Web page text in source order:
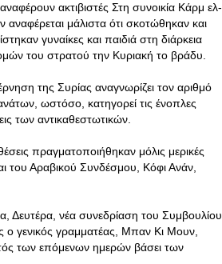
ακτιβιστές Στη συνοικία Κάρμ ελ-
αναφέρεται μάλιστα ότι σκοτώθηκαν και
γυναίκες και παιδιά στη διάρκεια
του στρατού την Κυριακή το βράδυ.
της Συρίας αναγνωρίζει τον αριθμό
ωστόσο, κατηγορεί τις ένοπλες
των αντικαθεστωτικών.
πραγματοποιήθηκαν μόλις μερικές
του Αραβικού Συνδέσμου, Κόφι Ανάν,
Δευτέρα, νέα συνεδρίαση του Συμβουλίου
γενικός γραμματέας, Μπαν Κι Μουν,
των επόμενων ημερών βάσει των